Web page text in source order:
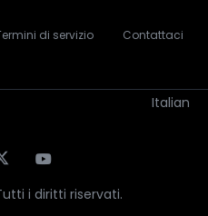
di servizio Contattaci
Italian
i diritti riservati.